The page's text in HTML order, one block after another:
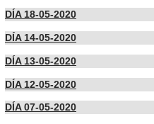
DÍA 18-05-2020
DÍA 14-05-2020
DÍA 13-05-2020
DÍA 12-05-2020
DÍA 07-05-2020